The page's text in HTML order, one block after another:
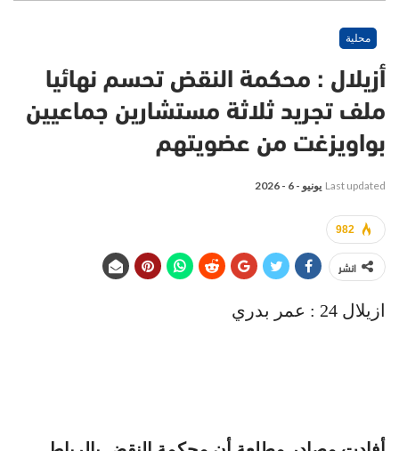
محلية
أزيلال : محكمة النقض تحسم نهائيا
ملف تجريد ثلاثة مستشارين جماعيين
بواويزغت من عضويتهم
Last updated يونيو - 6 - 2026
982
انشر
ازيلال 24 : عمر بدري